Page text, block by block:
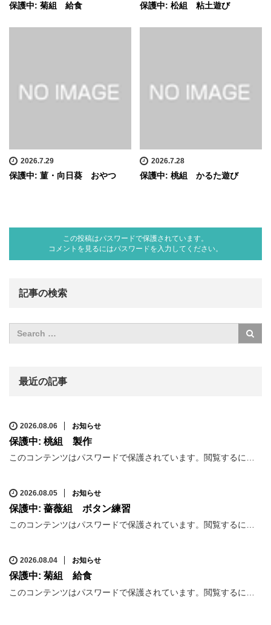
保護中: 菊組 給食 保護中: 松組 粘土遊び
2026.7.29
保護中: 菫・向日葵 おやつ
2026.7.28
保護中: 桃組 かるた遊び
この投稿はパスワードで保護されています。
コメントを見るにはパスワードを入力してください。
記事の検索
最近の記事
2026.08.06 お知らせ
保護中: 桃組 製作
このコンテンツはパスワードで保護されています。閲覧するに…
2026.08.05 お知らせ
保護中: 薔薇組 ボタン練習
このコンテンツはパスワードで保護されています。閲覧するに…
2026.08.04 お知らせ
保護中: 菊組 給食
このコンテンツはパスワードで保護されています。閲覧するに…